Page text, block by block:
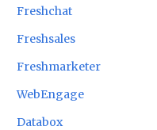
Freshchat
Freshsales
Freshmarketer
WebEngage
Databox